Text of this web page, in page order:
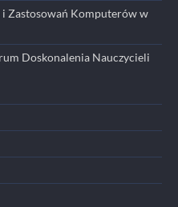
Zastosowań Komputerów w
Doskonalenia Nauczycieli